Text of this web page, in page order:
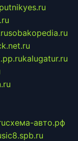
sobakopedia.ru
kalugatur.ru
схема-авто.рф